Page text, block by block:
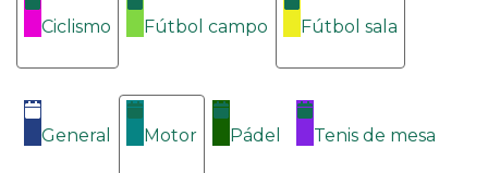
Ciclismo Fútbol campo Fútbol sala
General Motor Pádel Tenis de mesa